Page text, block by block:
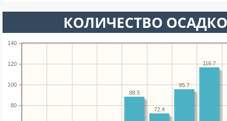
КОЛИЧЕСТВО
80
100
120
140
116.7
95.7
72.4
88.5